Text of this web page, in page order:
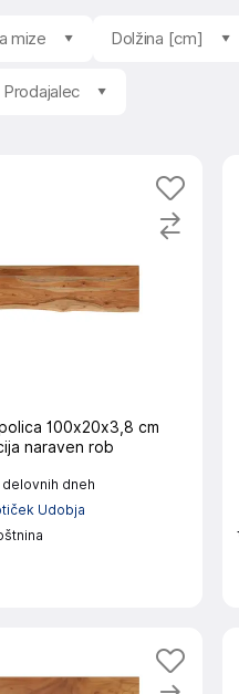
mize Dolžina [cm]
Prodajalec
100x20x3,8 cm
naraven rob
dneh
Udobja